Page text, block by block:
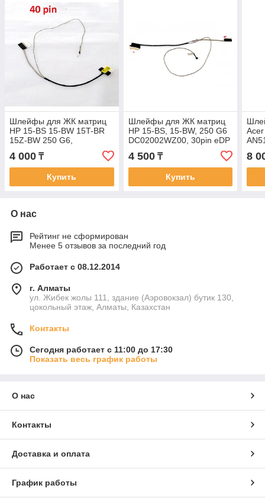
Шлейфы для ЖК матриц
HP 15-BS 15-BW 15T-BR
15Z-BW 250 G6,
DC02002Y000 REV 3.0 40
pin
4 000 ₸
Купить
Шлейфы для ЖК матриц
HP 15-BS, 15-BW, 250 G6
DC02002WZ00, 30pin eDP
LED, Шлейф для матрицы
4 500₸
Купить
8
О нас
Рейтинг не сформирован
Менее 5 отзывов за последний год
Работает с 08.12.2014
г. Алматы
ул. Жибек жолы 111, здание (Аэровокзал) бутик 130,
цокольный этаж, Алматы, Казахстан
Контакты
Сегодня работает с 11:00 до 17:30
Показать весь график работы
О нас
Контакты
Доставка и оплата
График работы